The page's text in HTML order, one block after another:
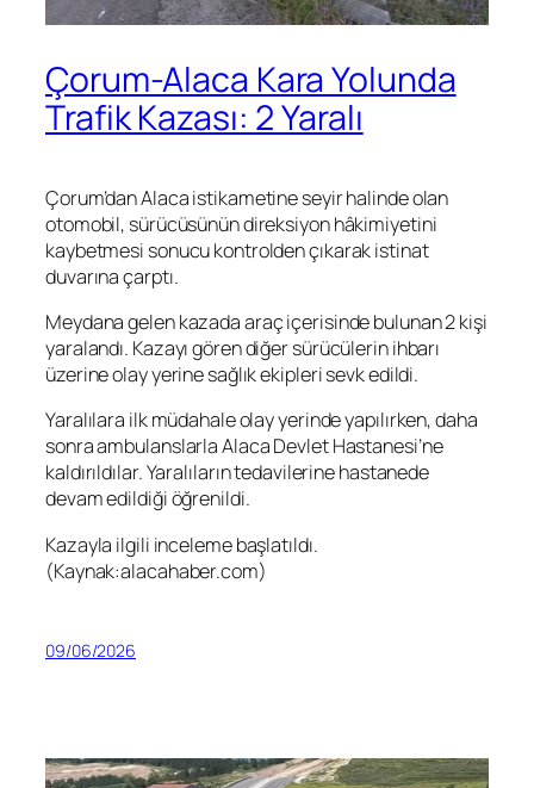
Çorum-Alaca Kara Yolunda
Trafik Kazası: 2 Yaralı
Çorum’dan Alaca istikametine seyir halinde olan
otomobil, sürücüsünün direksiyon hâkimiyetini
kaybetmesi sonucu kontrolden çıkarak istinat
duvarına çarptı.
Meydana gelen kazada araç içerisinde bulunan 2 kişi
yaralandı. Kazayı gören diğer sürücülerin ihbarı
üzerine olay yerine sağlık ekipleri sevk edildi.
Yaralılara ilk müdahale olay yerinde yapılırken, daha
sonra ambulanslarla Alaca Devlet Hastanesi’ne
kaldırıldılar. Yaralıların tedavilerine hastanede
devam edildiği öğrenildi.
Kazayla ilgili inceleme başlatıldı.
(Kaynak:alacahaber.com)
09/06/2026